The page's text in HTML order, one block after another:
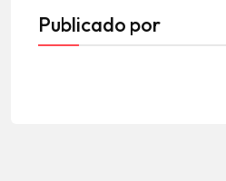
Publicado por